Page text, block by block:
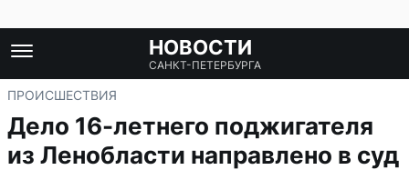
НОВОСТИ
САНКТ-ПЕТЕРБУРГА
ПРОИСШЕСТВИЯ
Дело 16-летнего поджигателя
из Ленобласти направлено в суд